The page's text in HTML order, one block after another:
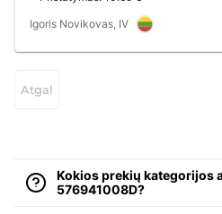
Igoris Novikovas, IV
Atgal
Kokios prekių kategorijos
576941008D?